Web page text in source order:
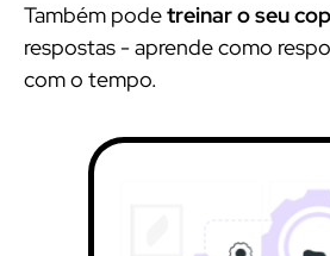
Também podetreinar o seu
respostas - aprende como
com o tempo.